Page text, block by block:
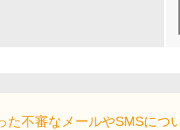
た不審なメールやSMSにつ